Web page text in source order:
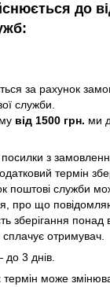
до
за рахунок
служби.
від 1500 грн. ми
з
термін
поштові служби
про що
зберігання
отримувач.
3 днів.
термін може